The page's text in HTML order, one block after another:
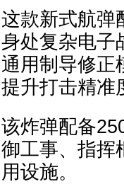
这款新式航弹
身处复杂电子
通用制导修正
提升打击精准
该炸弹配备
御工事、指挥
用设施。